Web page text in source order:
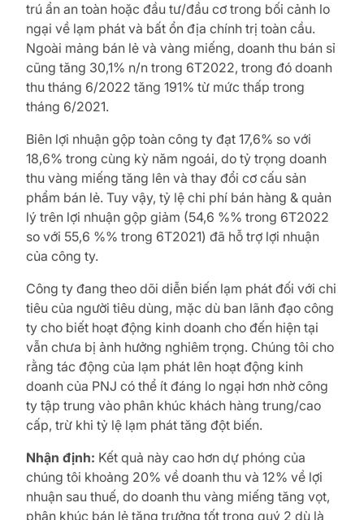
trú ẩn an toàn hoặc đầu tư/đầu cơ trong bối cảnh lo
ngại về lạm phát và bất ổn địa chính trị toàn cầu.
Ngoài mảng bán lẻ và vàng miếng, doanh thu bán sỉ
cũng tăng 30,1% n/n trong 6T2022, trong đó doanh
thu tháng 6/2022 tăng 191% từ mức thấp trong
tháng 6/2021.
Biên lợi nhuận gộp toàn công ty đạt 17,6% so với
18,6% trong cùng kỳ năm ngoái, do tỷ trọng doanh
thu vàng miếng tăng lên và thay đổi cơ cấu sản
phẩm bán lẻ. Tuy vậy, tỷ lệ chi phí bán hàng & quản
lý trên lợi nhuận gộp giảm (54,6 %% trong 6T2022
so với 55,6 %% trong 6T2021) đã hỗ trợ lợi nhuận
của công ty.
Công ty đang theo dõi diễn biến lạm phát đối với chi
tiêu của người tiêu dùng, mặc dù ban lãnh đạo công
ty cho biết hoạt động kinh doanh cho đến hiện tại
vẫn chưa bị ảnh hưởng nghiêm trọng. Chúng tôi cho
rằng tác động của lạm phát lên hoạt động kinh
doanh của PNJ có thể ít đáng lo ngại hơn nhờ công
ty tập trung vào phân khúc khách hàng trung/cao
cấp, trừ khi tỷ lệ lạm phát tăng đột biến.
Nhận định: Kết quả này cao hơn dự phóng của
chúng tôi khoảng 20% về doanh thu và 12% về lợi
nhuận sau thuế, do doanh thu vàng miếng tăng vọt,
phân khúc bán lẻ tăng trưởng tốt trong quý 2 dù là